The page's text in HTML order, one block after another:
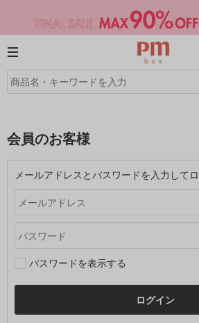
会員のお客様
メールアドレスとパスワードを入力して
パスワードを表示する